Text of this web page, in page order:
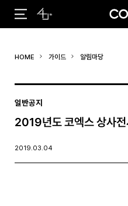
#코엑스 전시 #행사
HOME 가이드 알림마당
일반공지
2019년도 코엑스 상사
2019.03.04